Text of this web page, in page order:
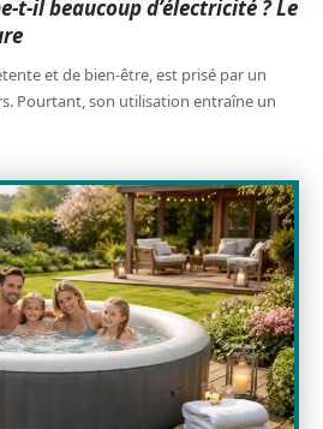
t-il beaucoup d’électricité ? Le
et de bien-être, est prisé par un
Pourtant, son utilisation entraîne un